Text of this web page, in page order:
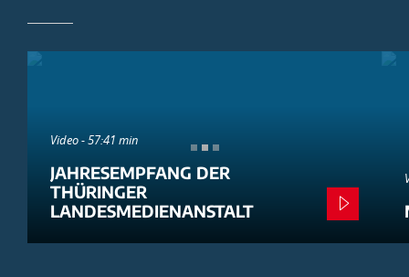
Video - 57:41 min
JAHRESEMPFANG DER
THÜRINGER
LANDESMEDIENANSTALT